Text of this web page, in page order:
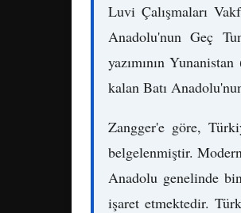
Luvi Çalışmaları
Anadolu'nun Geç
yazımının
kalan Batı
Zangger'e göre,
belgelenmiştir.
Anadolu genelinde
işaret etmektedir.